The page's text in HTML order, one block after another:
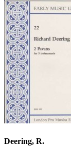
Deering, R.